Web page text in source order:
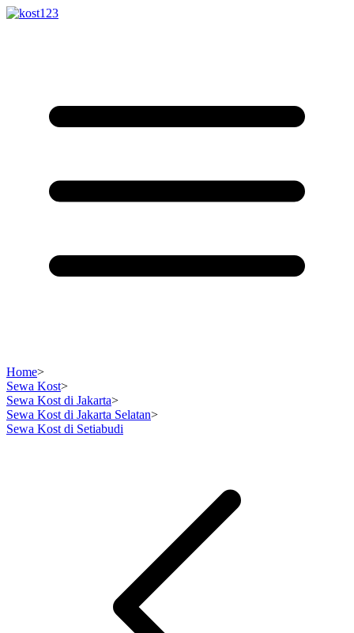
Home>
Sewa Kost>
Sewa Kost di Jakarta>
Sewa Kost di Jakarta Selatan>
Sewa Kost di Setiabudi